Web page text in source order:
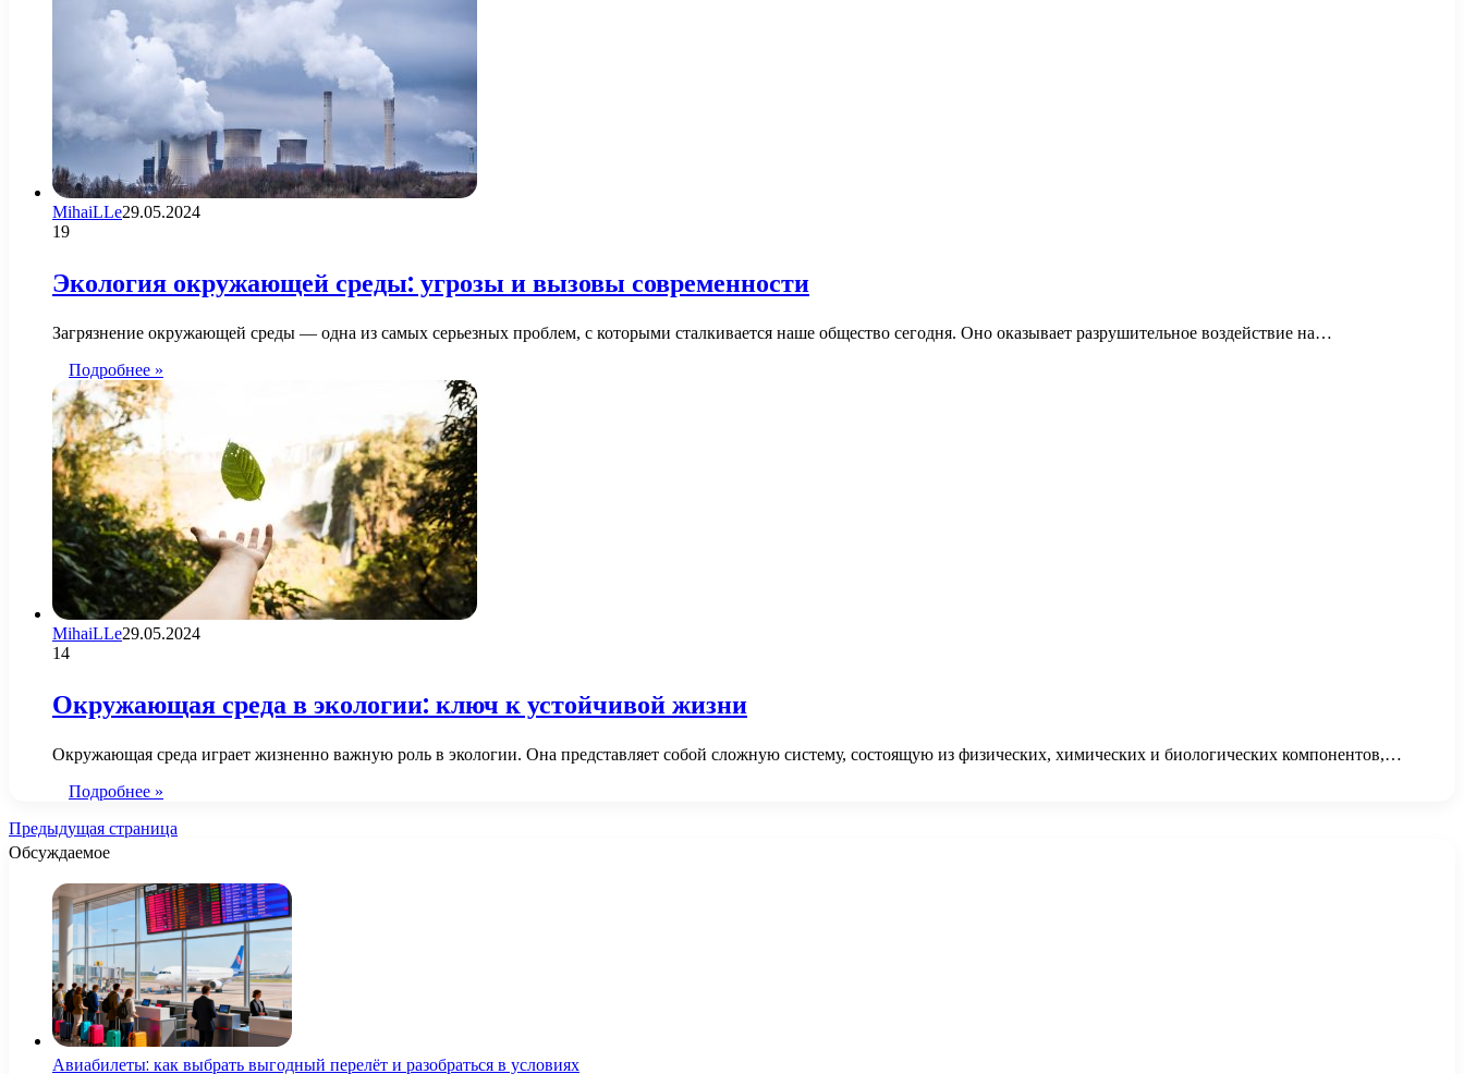
MihaiLLe29.05.2024
19
Экология окружающей среды: угрозы и вызовы современности
Загрязнение окружающей среды — одна из самых серьезных проблем, с которыми сталкивается наше общество сегодня. Оно оказывает разрушительное воздействие на…
Подробнее »
MihaiLLe29.05.2024
14
Окружающая среда в экологии: ключ к устойчивой жизни
Окружающая среда играет жизненно важную роль в экологии. Она представляет собой сложную систему, состоящую из физических, химических и биологических компонентов,…
Подробнее »
Предыдущая страница
Обсуждаемое
Авиабилеты: как выбрать выгодный перелёт и разобраться в условиях